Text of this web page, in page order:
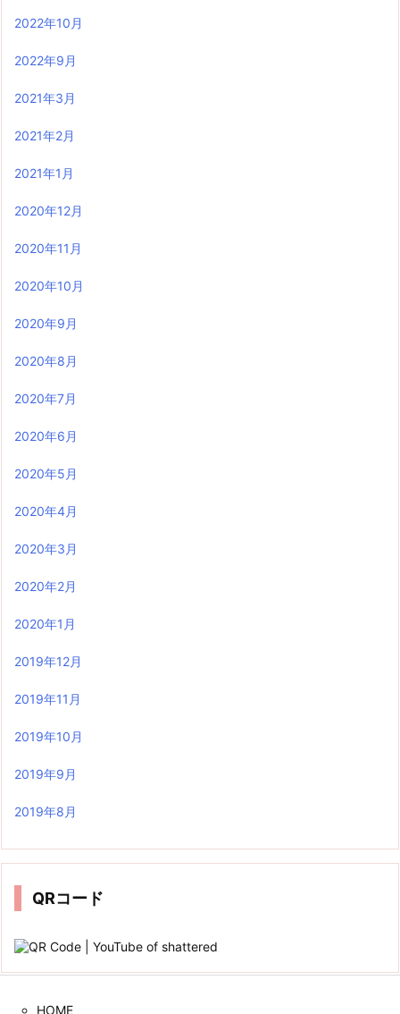
2022年10月
2022年9月
2021年3月
2021年2月
2021年1月
2020年12月
2020年11月
2020年10月
2020年9月
2020年8月
2020年7月
2020年6月
2020年5月
2020年4月
2020年3月
2020年2月
2020年1月
2019年12月
2019年11月
2019年10月
2019年9月
2019年8月
QRコード
HOME